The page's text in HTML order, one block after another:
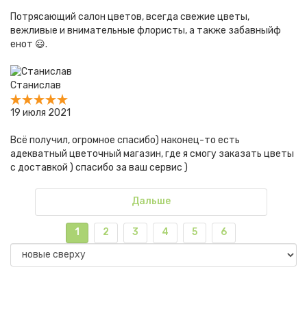
Потрясающий салон цветов, всегда свежие цветы,
вежливые и внимательные флористы, а также забавныйф
енот 😃.
Станислав
19 июля 2021
Всё получил, огромное спасибо) наконец-то есть
адекватный цветочный магазин, где я смогу заказать цветы
с доставкой ) спасибо за ваш сервис )
Дальше
1 2 3 4 5 6